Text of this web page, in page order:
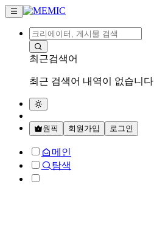
최근검색어
최근 검색어 내역이 없습니다
원픽 회원가입 로그인
메인
탐색